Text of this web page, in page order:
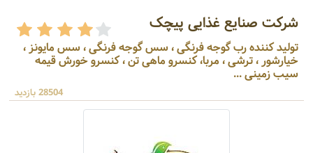
شرکت صنایع غذایی پیچک
تولید کننده رب گوجه فرنگی ، سس گوجه فرنگی ، سس مایونز ،
خیارشور ، ترشی ، مربا، کنسرو ماهی تن ، کنسرو خورش قیمه
سیب زمینی ...
28504 بازدید